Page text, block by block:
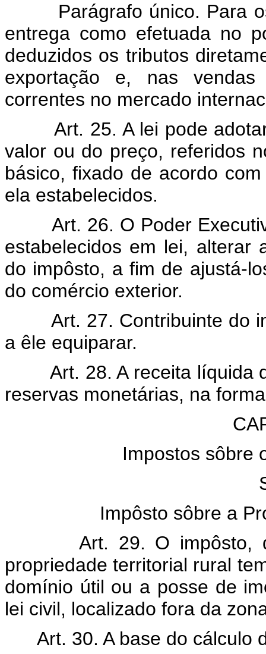
Parágrafo único. Para os
entrega como efetuada no
deduzidos os tributos
exportação e, nas
correntes no mercado
Art. 25. A lei pode adotar
valor ou do preço, referidos
básico, fixado de acordo
ela estabelecidos.
Art. 26. O Poder
estabelecidos em lei, alterar
do impôsto, a fim de ajustá-
do comércio exterior.
Art. 27. Contribuinte do
a êle equiparar.
Art. 28. A receita líquida
reservas monetárias, na
Impostos sôbre
Impôsto sôbre a
Art. 29. O impôsto,
propriedade territorial rural
domínio útil ou a posse de
lei civil, localizado fora da
Art. 30. A base do cálculo